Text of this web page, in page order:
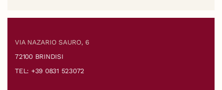
VIA NAZARIO SAURO, 6
72100 BRINDISI
TEL: +39 0831 523072